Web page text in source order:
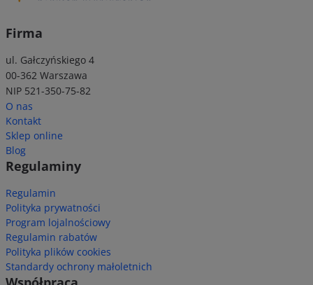
Firma
ul. Gałczyńskiego 4
00-362 Warszawa
NIP 521-350-75-82
O nas
Kontakt
Sklep online
Blog
Regulaminy
Regulamin
Polityka prywatności
Program lojalnościowy
Regulamin rabatów
Polityka plików cookies
Standardy ochrony małoletnich